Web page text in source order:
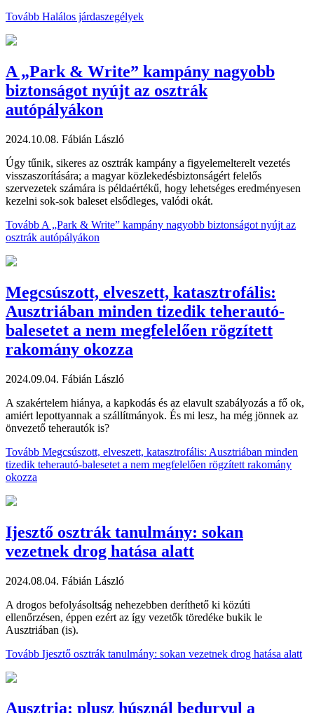
Tovább Halálos járdaszegélyek
A „Park & Write” kampány nagyobb
biztonságot nyújt az osztrák
autópályákon
2024.10.08. Fábián László
Úgy tűnik, sikeres az osztrák kampány a figyelemelterelt vezetés
visszaszorítására; a magyar közlekedésbiztonságért felelős
szervezetek számára is példaértékű, hogy lehetséges eredményesen
kezelni sok-sok baleset elsődleges, valódi okát.
Tovább A „Park & Write” kampány nagyobb biztonságot nyújt az
osztrák autópályákon
Megcsúszott, elveszett, katasztrofális:
Ausztriában minden tizedik teherautó-
balesetet a nem megfelelően rögzített
rakomány okozza
2024.09.04. Fábián László
A szakértelem hiánya, a kapkodás és az elavult szabályozás a fő ok,
amiért lepottyannak a szállítmányok. És mi lesz, ha még jönnek az
önvezető teherautók is?
Tovább Megcsúszott, elveszett, katasztrofális: Ausztriában minden
tizedik teherautó-balesetet a nem megfelelően rögzített rakomány
okozza
Ijesztő osztrák tanulmány: sokan
vezetnek drog hatása alatt
2024.08.04. Fábián László
A drogos befolyásoltság nehezebben deríthető ki közúti
ellenőrzésen, éppen ezért az így vezetők töredéke bukik le
Ausztriában (is).
Tovább Ijesztő osztrák tanulmány: sokan vezetnek drog hatása alatt
Ausztria: plusz húsznál bedurvul a